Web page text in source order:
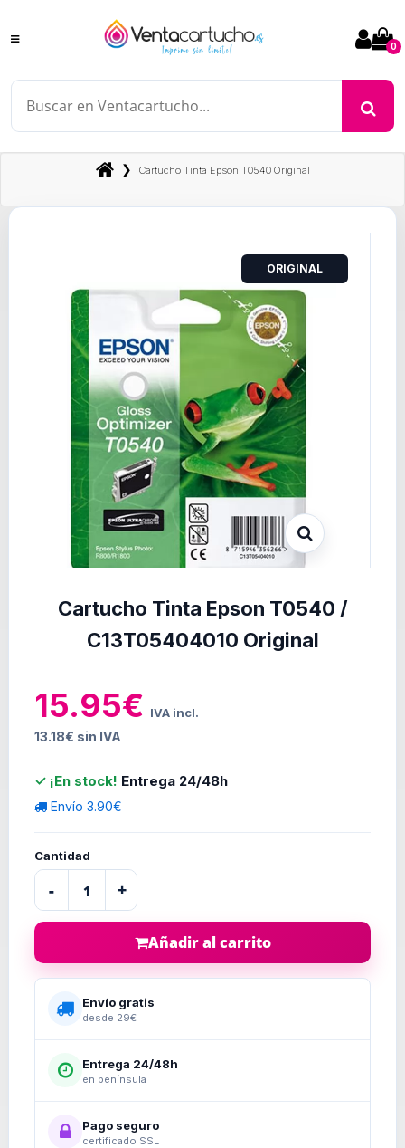
0
❯ Cartucho Tinta Epson T0540 Original
ORIGINAL
Cartucho Tinta Epson T0540 /
C13T05404010 Original
15.95€ IVA incl.
13.18€ sin IVA
✓ ¡En stock! Entrega 24/48h
Envío 3.90€
Cantidad
- +
Añadir al carrito
Envío gratis
desde 29€
Entrega 24/48h
en península
Pago seguro
certificado SSL